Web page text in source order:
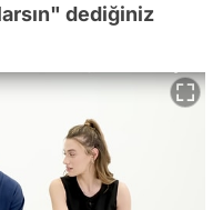
dediğiniz